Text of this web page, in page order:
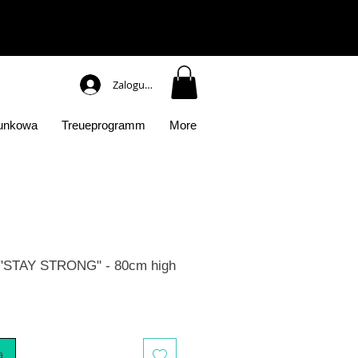
Zaloguj się
Treueprogramm More
STRONG" - 80cm high